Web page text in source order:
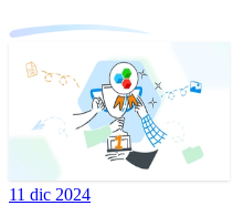
11 dic 2024